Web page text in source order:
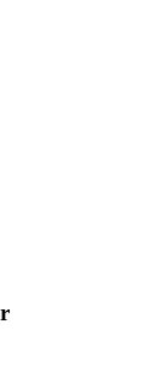
4415
sahip